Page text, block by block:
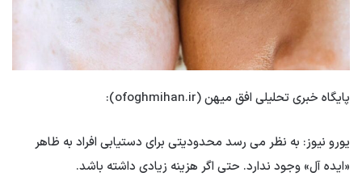
پایگاه خبری تحلیلی افق میهن (ofoghmihan.ir):
یورو نیوز: به نظر می رسد محدودیتی برای دستیابی افراد به ظاهر
«ایده آل» وجود ندارد. حتی اگر هزینه زیادی داشته باشد.